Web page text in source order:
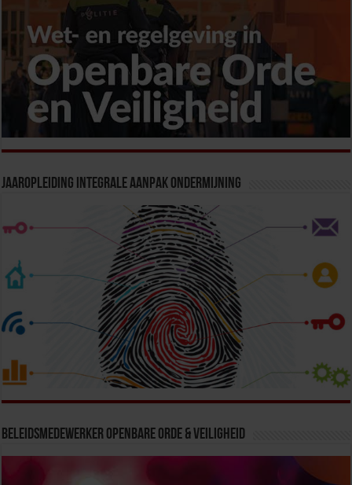
Jaaropleiding Integrale Aanpak Ondermijning
Beleidsmedewerker Openbare Orde & Veiligheid